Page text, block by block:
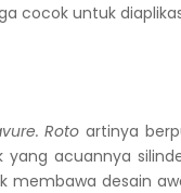
cocok untuk
Roto artinya
acuannya
desain